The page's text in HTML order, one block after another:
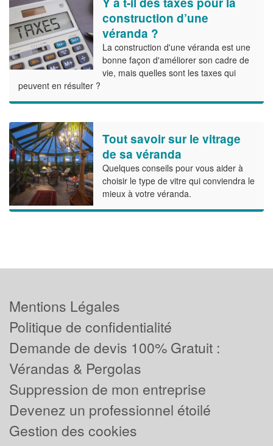
construction d’une
véranda ?
La construction d'une véranda est une
bonne façon d'améliorer son cadre de
vie, mais quelles sont les taxes qui
peuvent en résulter ?
Tout savoir sur le vitrage
de sa véranda
Quelques conseils pour vous aider à
choisir le type de vitre qui conviendra le
mieux à votre véranda.
Mentions Légales
Politique de confidentialité
Demande de devis 100% Gratuit :
Vérandas & Pergolas
Suppression de mon entreprise
Devenez un professionnel étoilé
Gestion des cookies